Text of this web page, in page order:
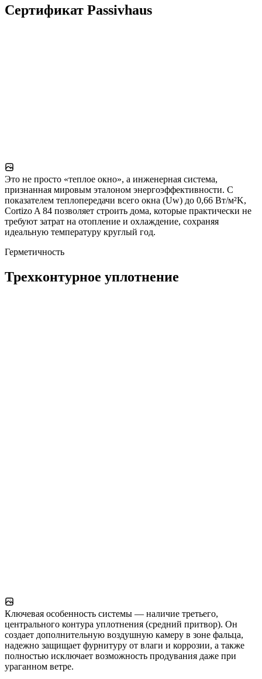
Сертификат Passivhaus
Это не просто «теплое окно», а инженерная система,
признанная мировым эталоном энергоэффективности. С
показателем теплопередачи всего окна (Uw) до 0,66 Вт/м²K,
Cortizo A 84 позволяет строить дома, которые практически не
требуют затрат на отопление и охлаждение, сохраняя
идеальную температуру круглый год.
Герметичность
Трехконтурное уплотнение
Ключевая особенность системы — наличие третьего,
центрального контура уплотнения (средний притвор). Он
создает дополнительную воздушную камеру в зоне фальца,
надежно защищает фурнитуру от влаги и коррозии, а также
полностью исключает возможность продувания даже при
ураганном ветре.